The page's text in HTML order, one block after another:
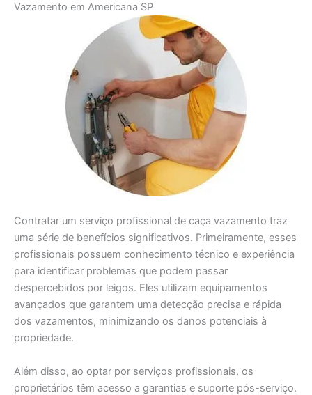
Vazamento em Americana SP
Contratar um serviço profissional de caça vazamento traz
uma série de benefícios significativos. Primeiramente, esses
profissionais possuem conhecimento técnico e experiência
para identificar problemas que podem passar
despercebidos por leigos. Eles utilizam equipamentos
avançados que garantem uma detecção precisa e rápida
dos vazamentos, minimizando os danos potenciais à
propriedade.
Além disso, ao optar por serviços profissionais, os
proprietários têm acesso a garantias e suporte pós-serviço.